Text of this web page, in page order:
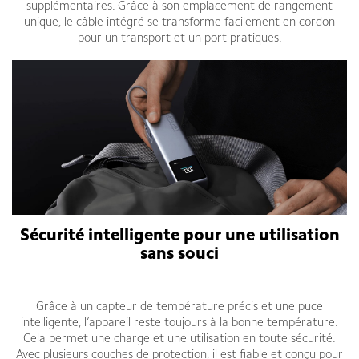
supplémentaires. Grâce à son emplacement de rangement
unique, le câble intégré se transforme facilement en cordon
pour un transport et un port pratiques.
Sécurité intelligente pour une utilisation
sans souci
Grâce à un capteur de température précis et une puce
intelligente, l’appareil reste toujours à la bonne température.
Cela permet une charge et une utilisation en toute sécurité.
Avec plusieurs couches de protection, il est fiable et conçu pour